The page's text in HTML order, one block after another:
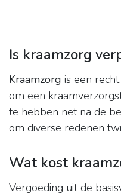
Is kraamzorg
Kraamzorg is een
om een
te hebben net na de
om diverse redenen
Wat kost
Vergoeding uit de